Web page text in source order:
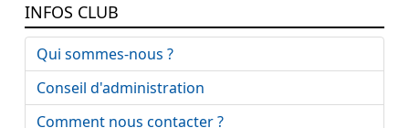
INFOS CLUB
Qui sommes-nous ?
Conseil d'administration
Comment nous contacter ?